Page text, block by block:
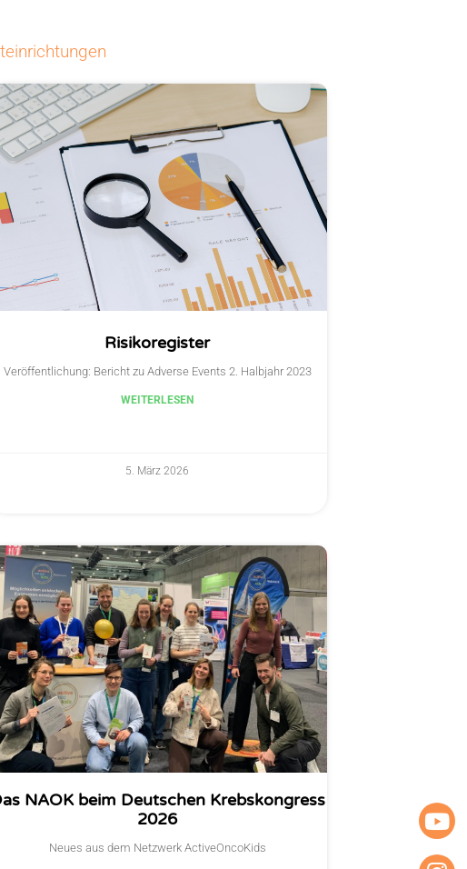
Risikoregister
Veröffentlichung: Bericht zu Adverse Events 2. Halbjahr 2023
WEITERLESEN
5. März 2026
NAOK beim Deutschen Krebskongress
2026
Neues aus dem Netzwerk ActiveOncoKids